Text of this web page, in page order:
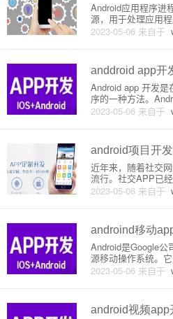
2023-05-06 来自于
Android应用程序进
源，用于处理应用
个Android应用程序
新的进程，并分配
在进
anddroid app开
2023-05-06 来自于
Android app 开发
序的一种方法。
系统，这种操作系
设备而设计的。在
android项目开
2023-05-06 来自于
近年来，随着社交
流行。社交APP已
部分，很多人把它
文将介绍一款
androind移动
2023-05-06 来自于
Android是Google公
源移动操作系统。
作系统之一，因其
支持而备受推崇。
android视频app